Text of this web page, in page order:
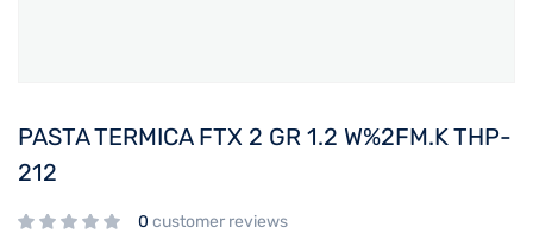
PASTA TERMICA FTX 2 GR 1.2 W%2FM.K THP-
212
0 customer reviews